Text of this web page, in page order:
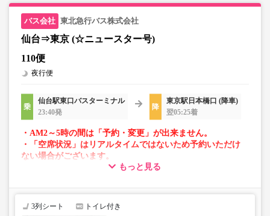
東北急行バス株式会社
仙台⇒東京 (☆ニュースター号)
110便
夜行便
仙台駅東口バスターミナル
23:40発
東京駅日本橋口 (降車)
翌05:25着
・AM2～5時の間は「予約・変更」が出来ません。
・「空席状況」はリアルタイムではないため予約いただけ
ない場合がございます。
・車両は予告なく変更となる場合がございます。これに伴
で、あらかじめご了承ください。
もっと見る
3列シート トイレ付き